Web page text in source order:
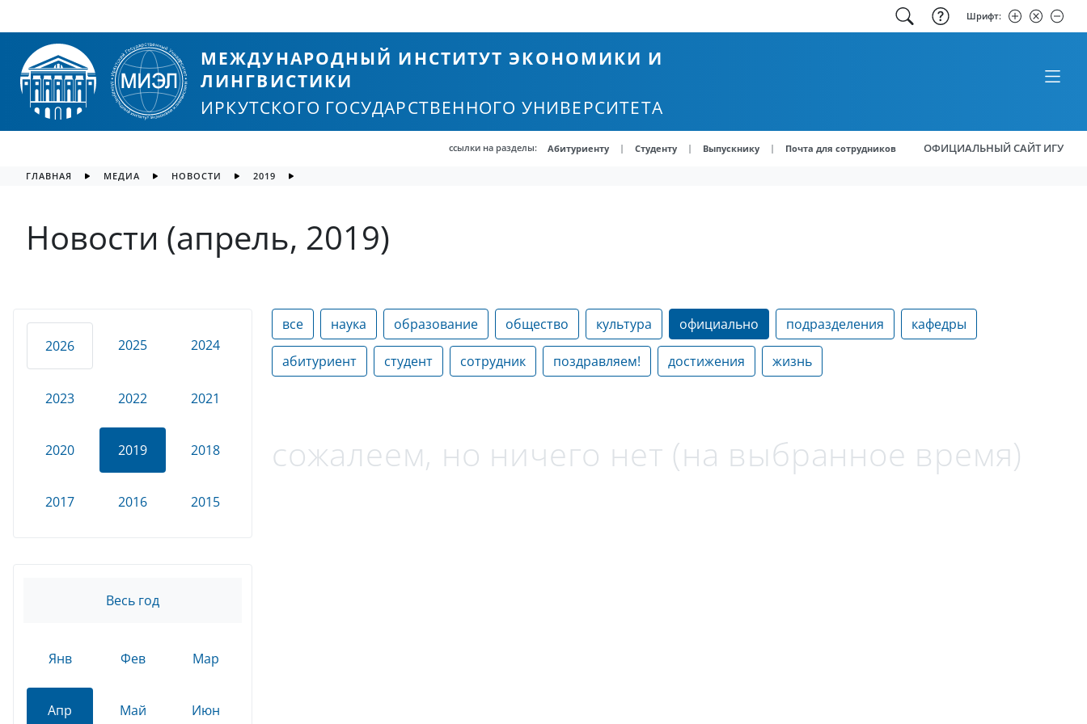
Шрифт:
МЕЖДУНАРОДНЫЙ ИНСТИТУТ ЭКОНОМИКИ И
ЛИНГВИСТИКИ
ИРКУТСКОГО ГОСУДАРСТВЕННОГО УНИВЕРСИТЕТА
ссылки на разделы: Абитуриенту | Студенту | Выпускнику | Почта для сотрудников ОФИЦИАЛЬНЫЙ САЙТ ИГУ
ГЛАВНАЯ МЕДИА НОВОСТИ 2019
Новости (апрель, 2019)
2026 2025 2024
2023 2022 2021
2020 2019 2018
2017 2016 2015
Весь год
Янв Фев Мар
Апр Май Июн
все наука образование общество культура официально подразделения кафедры
абитуриент студент сотрудник поздравляем! достижения жизнь
сожалеем, но ничего нет (на выбранное время)